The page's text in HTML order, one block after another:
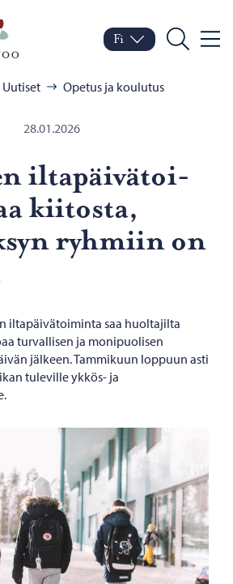
Porvoo – Siirry
Vaihda kieltä
Nykyinen kieli: Suomi
Fi
Hae
Uutiset Opetus ja koulutus
28.01.2026
il­ta­päi­vä­toi­
kii­tos­ta,
ryh­miin on
iltapäivätoiminta saa huoltajilta
turvallisen ja monipuolisen
jälkeen. Tammikuun loppuun asti
tuleville ykkös- ja